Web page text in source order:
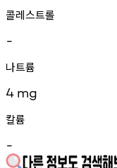
콜레스트롤
-
나트륨
4 mg
칼륨
-